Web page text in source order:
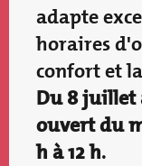
adapte
horaires
confort et
Du 8 juillet
ouvert du
h à 12 h.